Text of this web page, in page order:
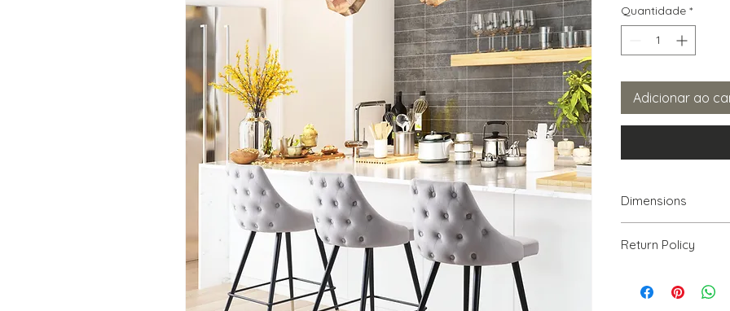
Quantidade *
Adicionar ao
Dimensions
Return Policy
PRODUCT, THAT IS